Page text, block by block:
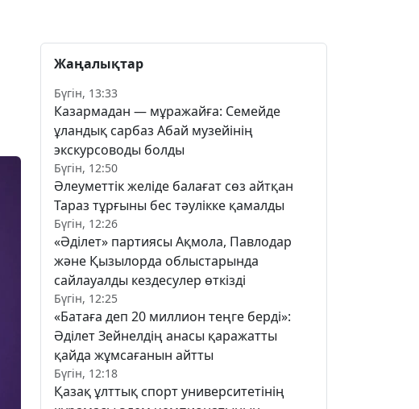
Жаңалықтар
Бүгін, 13:33
Казармадан — мұражайға: Семейде
ұландық сарбаз Абай музейінің
экскурсоводы болды
Бүгін, 12:50
Әлеуметтік желіде балағат сөз айтқан
Тараз тұрғыны бес тәулікке қамалды
Бүгін, 12:26
«Әділет» партиясы Ақмола, Павлодар
және Қызылорда облыстарында
сайлауалды кездесулер өткізді
Бүгін, 12:25
«Батаға деп 20 миллион теңге берді»:
Әділет Зейнелдің анасы қаражатты
қайда жұмсағанын айтты
Бүгін, 12:18
Қазақ ұлттық спорт университетінің